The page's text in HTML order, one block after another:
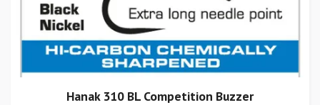
Hanak 310 BL Competition Buzzer